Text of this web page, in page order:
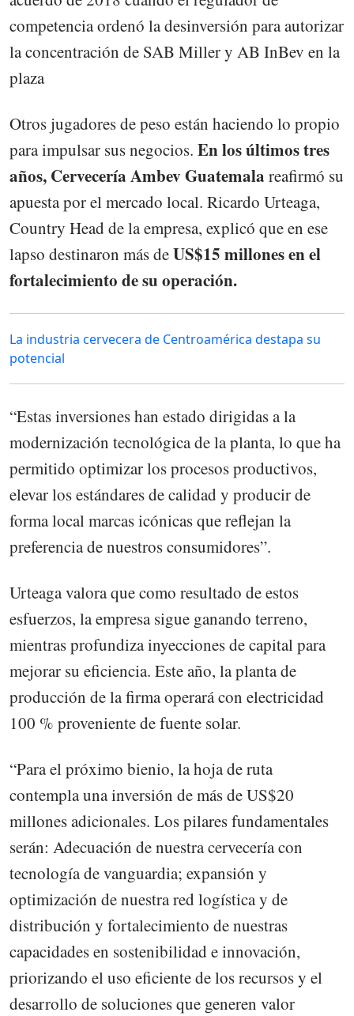
competencia ordenó la desinversión para autorizar
la concentración de SAB Miller y AB InBev en la
plaza
Otros jugadores de peso están haciendo lo propio
para impulsar sus negocios. En los últimos tres
años, Cervecería Ambev Guatemala reafirmó su
apuesta por el mercado local. Ricardo Urteaga,
Country Head de la empresa, explicó que en ese
lapso destinaron más deUS$15 millones en el
fortalecimiento de su operación.
La industria cervecera de Centroamérica destapa su
potencial
“Estas inversiones han estado dirigidas a la
modernización tecnológica de la planta, lo que ha
permitido optimizar los procesos productivos,
elevar los estándares de calidad y producir de
forma local marcas icónicas que reflejan la
preferencia de nuestros consumidores”.
Urteaga valora que como resultado de estos
esfuerzos, la empresa sigue ganando terreno,
mientras profundiza inyecciones de capital para
mejorar su eficiencia. Este año, la planta de
producción de la firma operará con electricidad
100 % proveniente de fuente solar.
“Para el próximo bienio, la hoja de ruta
contempla una inversión de más de US$20
millones adicionales. Los pilares fundamentales
serán: Adecuación de nuestra cervecería con
tecnología de vanguardia; expansión y
optimización de nuestra red logística y de
distribución y fortalecimiento de nuestras
capacidades en sostenibilidad e innovación,
priorizando el uso eficiente de los recursos y el
desarrollo de soluciones que generen valor